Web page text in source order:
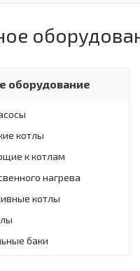
оборудование
котлы
к котлам
нагрева
котлы
баки